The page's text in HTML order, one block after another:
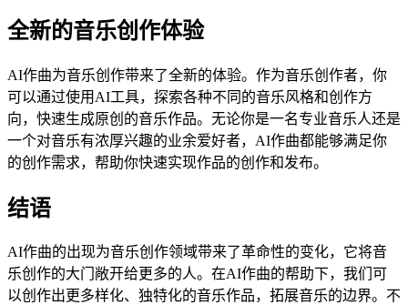
全新的音乐创作体验
AI作曲为音乐创作带来了全新的体验。作为音乐创作者，你
可以通过使用AI工具，探索各种不同的音乐风格和创作方
向，快速生成原创的音乐作品。无论你是一名专业音乐人还是
一个对音乐有浓厚兴趣的业余爱好者，AI作曲都能够满足你
的创作需求，帮助你快速实现作品的创作和发布。
结语
AI作曲的出现为音乐创作领域带来了革命性的变化，它将音
乐创作的大门敞开给更多的人。在AI作曲的帮助下，我们可
以创作出更多样化、独特化的音乐作品，拓展音乐的边界。不